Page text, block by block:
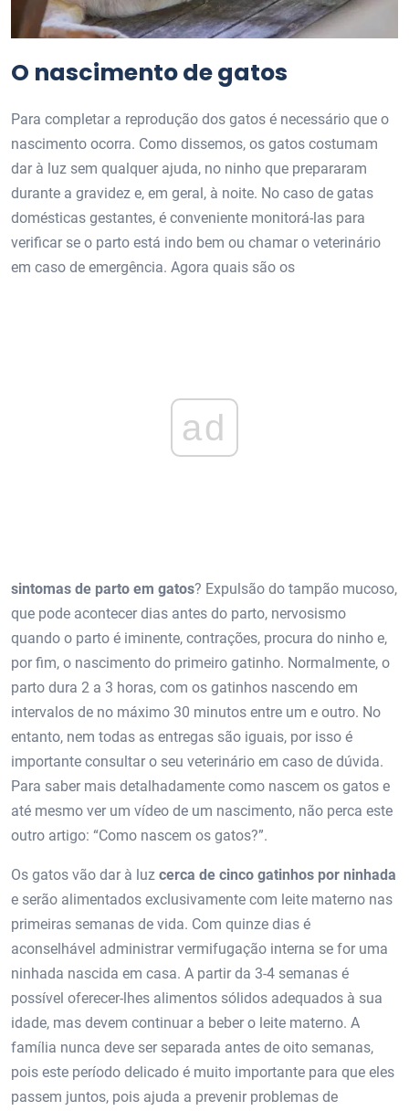
O nascimento de gatos
Para completar a reprodução dos gatos é necessário que o
nascimento ocorra. Como dissemos, os gatos costumam
dar à luz sem qualquer ajuda, no ninho que prepararam
durante a gravidez e, em geral, à noite. No caso de gatas
domésticas gestantes, é conveniente monitorá-las para
verificar se o parto está indo bem ou chamar o veterinário
em caso de emergência. Agora quais são os
ad
sintomas de parto em gatos? Expulsão do tampão mucoso,
que pode acontecer dias antes do parto, nervosismo
quando o parto é iminente, contrações, procura do ninho e,
por fim, o nascimento do primeiro gatinho. Normalmente, o
parto dura 2 a 3 horas, com os gatinhos nascendo em
intervalos de no máximo 30 minutos entre um e outro. No
entanto, nem todas as entregas são iguais, por isso é
importante consultar o seu veterinário em caso de dúvida.
Para saber mais detalhadamente como nascem os gatos e
até mesmo ver um vídeo de um nascimento, não perca este
outro artigo: “Como nascem os gatos?”.
Os gatos vão dar à luz cerca de cinco gatinhos por ninhada
e serão alimentados exclusivamente com leite materno nas
primeiras semanas de vida. Com quinze dias é
aconselhável administrar vermifugação interna se for uma
ninhada nascida em casa. A partir da 3-4 semanas é
possível oferecer-lhes alimentos sólidos adequados à sua
idade, mas devem continuar a beber o leite materno. A
família nunca deve ser separada antes de oito semanas,
pois este período delicado é muito importante para que eles
passem juntos, pois ajuda a prevenir problemas de